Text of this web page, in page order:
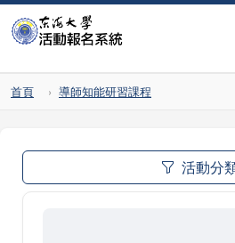
首頁 導師知能研習課程
活動分